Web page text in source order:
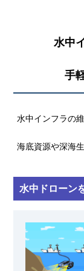
水中
手
水中インフラの
海底資源や深海
水中ドローン